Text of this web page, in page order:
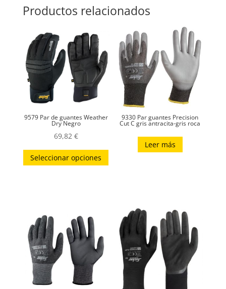
Productos relacionados
9579 Par de guantes Weather
Dry Negro
69,82 €
Seleccionar opciones
Este
opciones
pueden
elegir
9330 Par guantes Precision
Cut C gris antracita-gris roca
Leer más